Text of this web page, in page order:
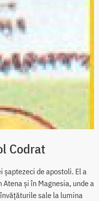
Codrat
șaptezeci de apostoli. El a
și în Magnesia, unde a
sale la lumina